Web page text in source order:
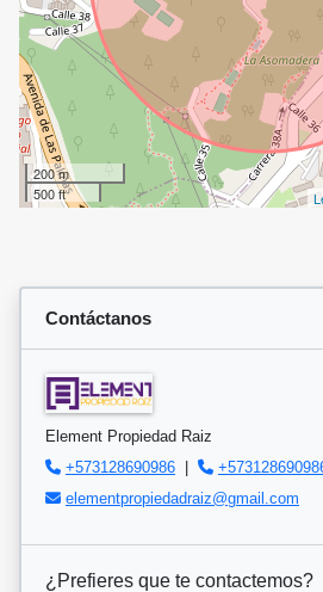
200 m
500 ft
Contáctanos
Element Propiedad Raiz
+573128690986 |
elementpropiedadraiz@gmail.com
¿Prefieres que te contactemos?